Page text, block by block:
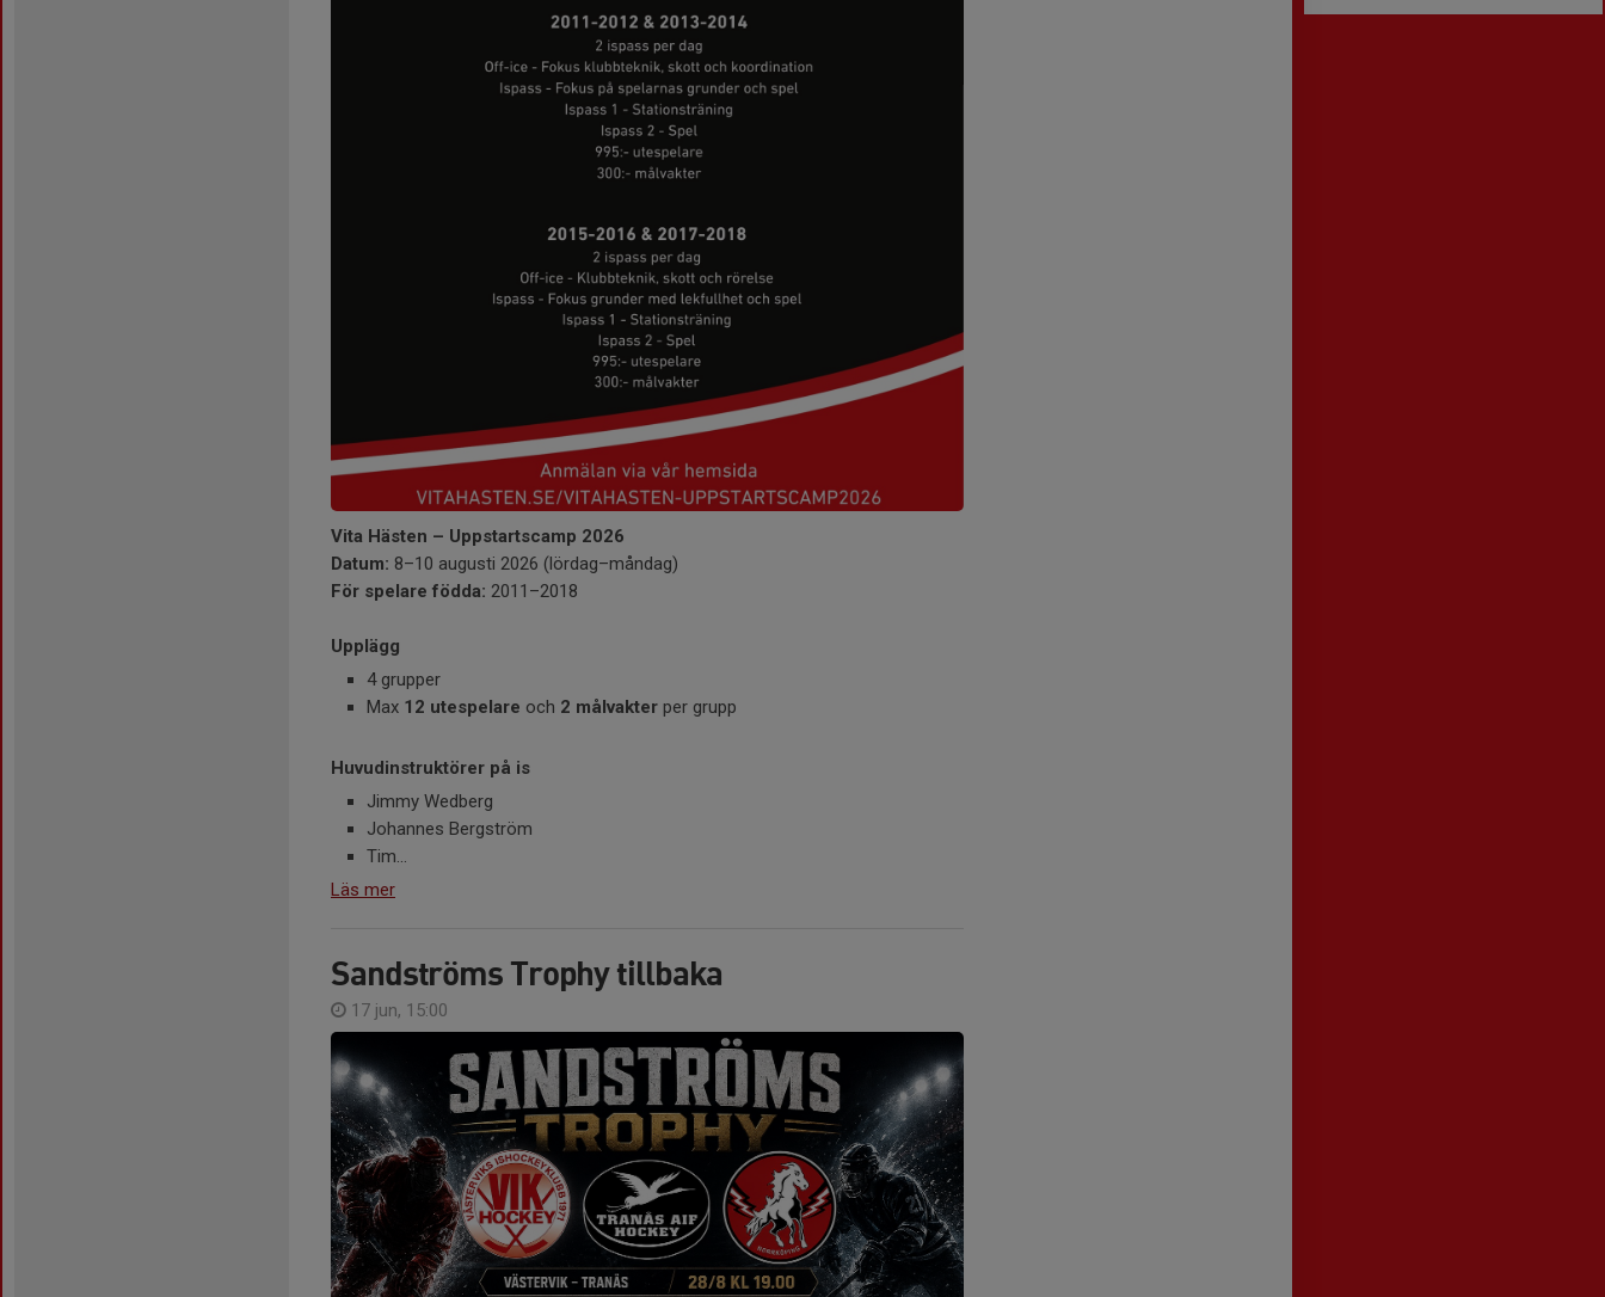
Vita Hästen – Uppstartscamp 2026
Datum: 8–10 augusti 2026 (lördag–måndag)
För spelare födda: 2011–2018
Upplägg
4 grupper
Max 12 utespelare och 2 målvakter per grupp
Huvudinstruktörer på is
Jimmy Wedberg
Johannes Bergström
Tim...
Läs mer
Sandströms Trophy tillbaka
17 jun, 15:00